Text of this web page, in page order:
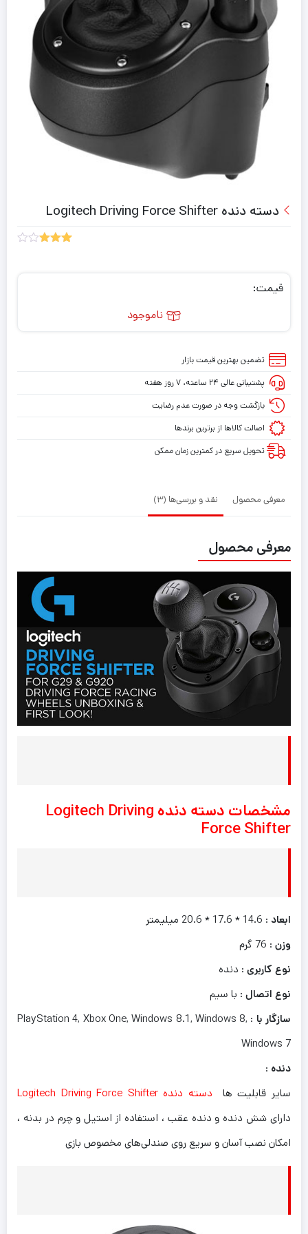
دسته دنده Logitech Driving Force Shifter
قیمت:
ناموجود
تضمین بهترین قیمت بازار
پشتیبانی عالی ۲۴ ساعته، ۷ روز هفته
بازگشت وجه در صورت عدم رضایت
اصالت کالاها از برترین برندها
تحویل سریع در کمترین زمان ممکن
معرفی محصول نقد و بررسی‌ها (3)
معرفی محصول
مشخصات دسته دنده Logitech Driving
Force Shifter
ابعاد : 14.6 * 17.6 * 20.6 میلیمتر
وزن : 76 گرم
نوع کاربری : دنده
نوع اتصال : با سیم
سازگار با
: PlayStation 4, Xbox One, Windows 8.1, Windows 8,
Windows 7
دنده :
سایر قابلیت ها دسته دنده Logitech Driving Force Shifter
دارای شش دنده و دنده عقب ، استفاده از استیل و چرم در بدنه ،
امکان نصب آسان و سریع روی صندلی‌های مخصوص بازی